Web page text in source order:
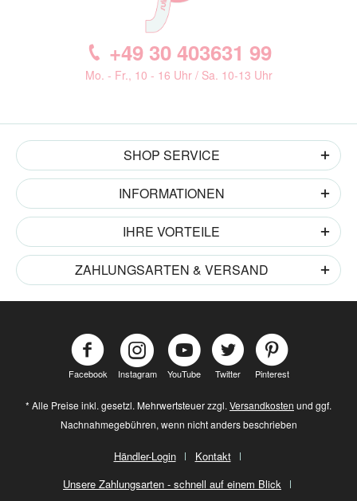
+49 30 403631 99
Mo. - Fr., 10 - 16 Uhr / Sa. 10-13 Uhr
SHOP SERVICE
INFORMATIONEN
IHRE VORTEILE
ZAHLUNGSARTEN & VERSAND
Facebook Instagram YouTube Twitter Pinterest
* Alle Preise inkl. gesetzl. Mehrwertsteuer zzgl. Versandkosten und ggf.
Nachnahmegebühren, wenn nicht anders beschrieben
Händler-Login
Kontakt
Unsere Zahlungsarten - schnell auf einem Blick